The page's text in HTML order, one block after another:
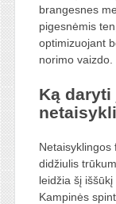
brangesnes
pigesnėmis
optimizuojant
norimo vaizdo.
Ką
didžiulis
leidžia šį
Kampinės